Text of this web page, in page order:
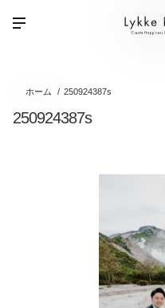
ホーム 250924387s
250924387s